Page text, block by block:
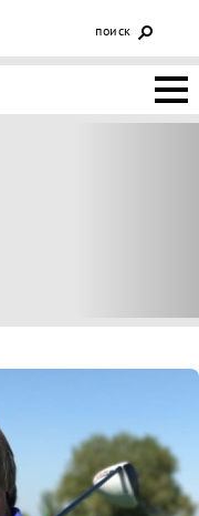
поиск